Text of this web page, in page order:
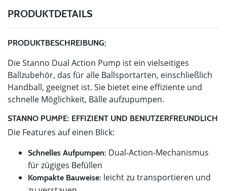
PRODUKTDETAILS
PRODUKTBESCHREIBUNG:
Die Stanno Dual Action Pump ist ein vielseitiges
Ballzubehör, das für alle Ballsportarten, einschließlich
Handball, geeignet ist. Sie bietet eine effiziente und
schnelle Möglichkeit, Bälle aufzupumpen.
STANNO PUMPE: EFFIZIENT UND BENUTZERFREUNDLICH
Die Features auf einen Blick:
Schnelles Aufpumpen: Dual-Action-Mechanismus
für zügiges Befüllen
Kompakte Bauweise: leicht zu transportieren und